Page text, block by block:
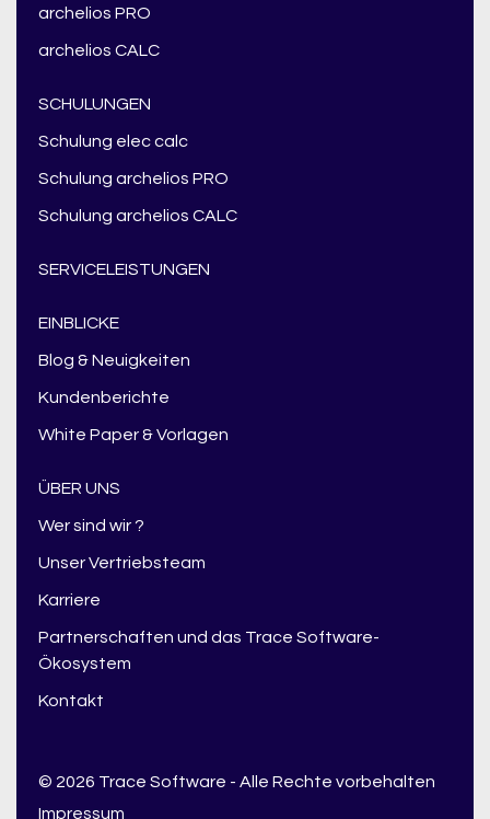
archelios PRO
archelios CALC
SCHULUNGEN
Schulung elec calc
Schulung archelios PRO
Schulung archelios CALC
SERVICELEISTUNGEN
EINBLICKE
Blog & Neuigkeiten
Kundenberichte
White Paper & Vorlagen
ÜBER UNS
Wer sind wir ?
Unser Vertriebsteam
Karriere
Partnerschaften und das Trace Software-
Ökosystem
Kontakt
© 2026 Trace Software - Alle Rechte vorbehalten
Impressum